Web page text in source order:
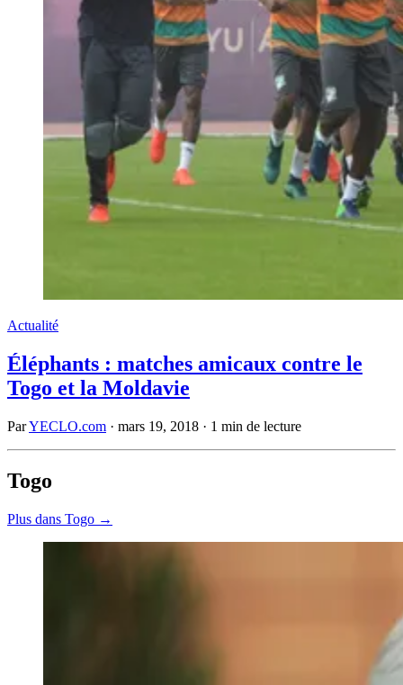
Actualité
Éléphants : matches amicaux contre le
Togo et la Moldavie
ParYECLO.com · mars 19, 2018 · 1 min de lecture
Togo
Plus dans Togo →